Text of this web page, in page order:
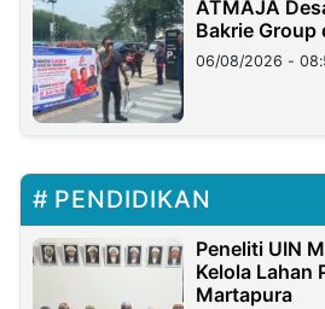
ATMAJA
Bakrie Group
06/08/2026 -
PENDIDIKAN
Peneliti UIN
Kelola Lahan
Martapura